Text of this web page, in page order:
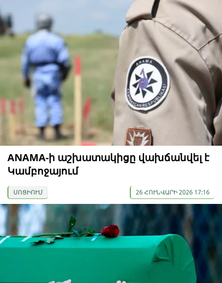
ANAMA-ի աշխատակիցը վախճանվել է
Կամբոջայում
ՍՈՑԻՈՒՄ 26 ՀՈՒՆՎԱՐԻ 2026 17:16